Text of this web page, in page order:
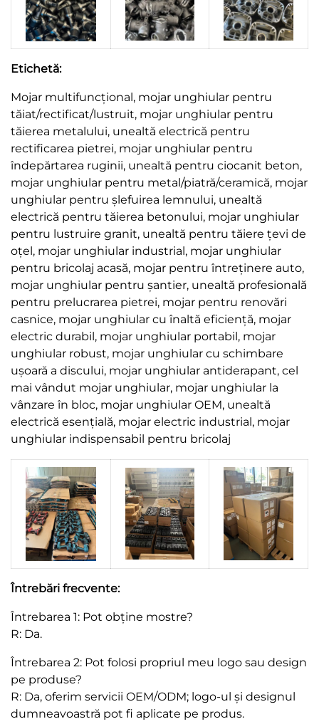
Etichetă:
Mojar multifuncțional, mojar unghiular pentru
tăiat/rectificat/lustruit, mojar unghiular pentru
tăierea metalului, unealtă electrică pentru
rectificarea pietrei, mojar unghiular pentru
îndepărtarea ruginii, unealtă pentru ciocanit beton,
mojar unghiular pentru metal/piatră/ceramică, mojar
unghiular pentru șlefuirea lemnului, unealtă
electrică pentru tăierea betonului, mojar unghiular
pentru lustruire granit, unealtă pentru tăiere țevi de
oțel, mojar unghiular industrial, mojar unghiular
pentru bricolaj acasă, mojar pentru întreținere auto,
mojar unghiular pentru șantier, unealtă profesională
pentru prelucrarea pietrei, mojar pentru renovări
casnice, mojar unghiular cu înaltă eficiență, mojar
electric durabil, mojar unghiular portabil, mojar
unghiular robust, mojar unghiular cu schimbare
ușoară a discului, mojar unghiular antiderapant, cel
mai vândut mojar unghiular, mojar unghiular la
vânzare în bloc, mojar unghiular OEM, unealtă
electrică esențială, mojar electric industrial, mojar
unghiular indispensabil pentru bricolaj
Întrebări frecvente:
Întrebarea 1: Pot obține mostre?
R: Da.
Întrebarea 2: Pot folosi propriul meu logo sau design
pe produse?
R: Da, oferim servicii OEM/ODM; logo-ul și designul
dumneavoastră pot fi aplicate pe produs.